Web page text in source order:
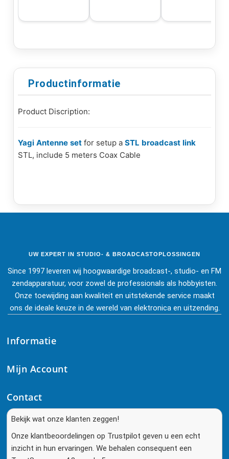
Productinformatie
Product Discription:
Yagi Antenne set for setup a STL broadcast link
STL, include 5 meters Coax Cable
UW EXPERT IN STUDIO- & BROADCASTOPLOSSINGEN
Since 1997 leveren wij hoogwaardige broadcast-, studio- en FM
zendapparatuur, voor zowel de professionals als hobbyisten.
Onze toewijding aan kwaliteit en uitstekende service maakt
ons de ideale keuze in de wereld van elektronica en uitzending.
Informatie
Mijn Account
Contact
Bekijk wat onze klanten zeggen!
Onze klantbeoordelingen op Trustpilot geven u een echt
inzicht in hun ervaringen. We behalen consequent een